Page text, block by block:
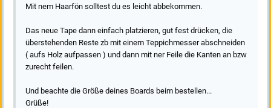
Mit nem Haarfön solltest du es leicht abbekommen.
Das neue Tape dann einfach platzieren, gut fest drücken, die
überstehenden Reste zb mit einem Teppichmesser abschneiden
( aufs Holz aufpassen ) und dann mit ner Feile die Kanten an bzw
zurecht feilen.
Und beachte die Größe deines Boards beim bestellen...
Grüße!